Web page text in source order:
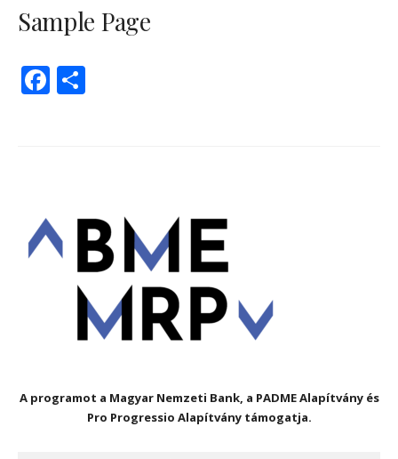
Sample Page
Facebook
A programot a Magyar Nemzeti Bank, a PADME Alapítvány és
Pro Progressio Alapítvány támogatja.